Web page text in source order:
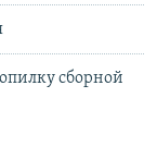
сборной